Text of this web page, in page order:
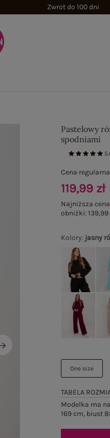
Zwrot do 100 dni
Pastelowy
spodniami
Kolory: jasny
One size
TABELA
Modelka ma
169 cm, biust
Cena
119,99 zł
Najniższa
obniżki:139,99